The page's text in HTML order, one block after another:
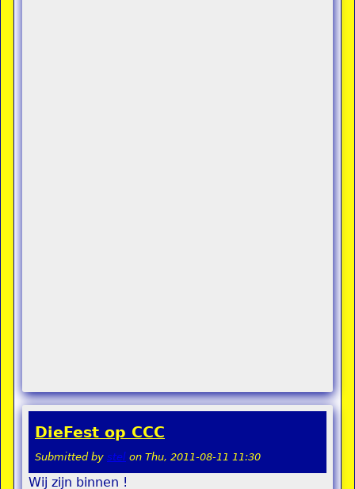
DieFest op CCC
Submitted by stel on Thu, 2011-08-11 11:30
Wij zijn binnen !